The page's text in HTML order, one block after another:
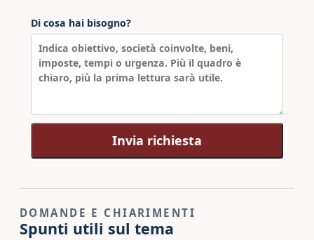
Di cosa hai bisogno?
Invia richiesta
DOMANDE E CHIARIMENTI
Spunti utili sul tema